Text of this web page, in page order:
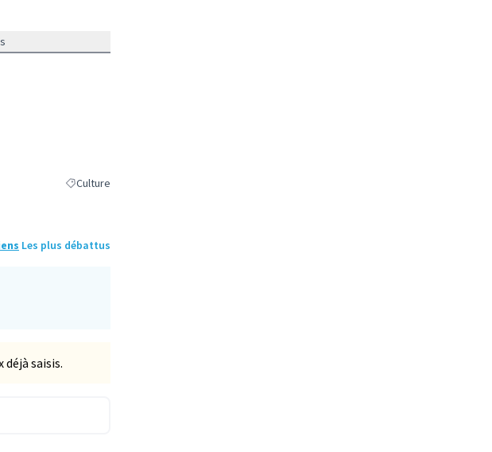
Filtrer les résultats de la catégorie : Culture
Culture
Les plus débattus
saisis.